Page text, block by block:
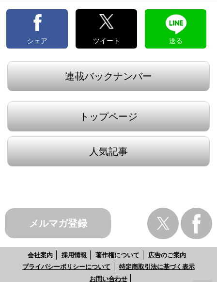
シェア ツイート 送る
連載バックナンバー
トップページ
人気記事
メルマガ登録
会社案内 採用情報 著作権について
広告のご案内
プライバシーポリシーについて
特定商取引法に基づく表示
お問い合わせ